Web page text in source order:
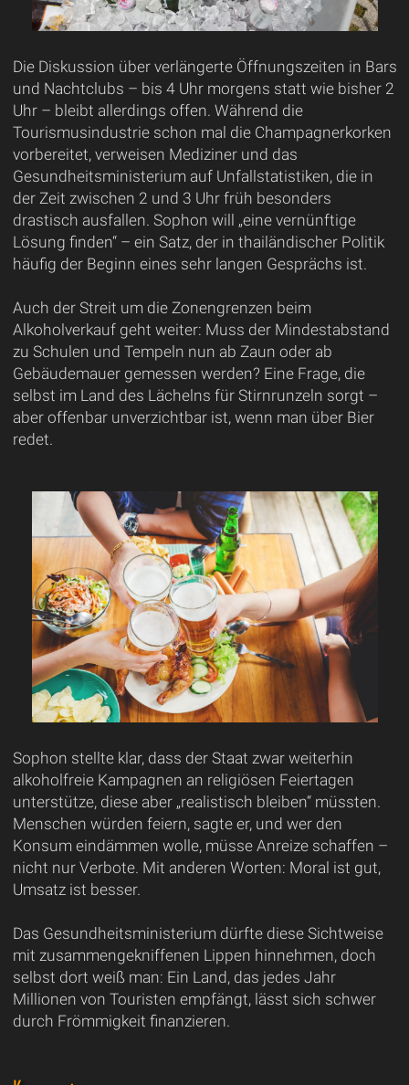
Die Diskussion über verlängerte Öffnungszeiten in Bars
und Nachtclubs – bis 4 Uhr morgens statt wie bisher 2
Uhr – bleibt allerdings offen. Während die
Tourismusindustrie schon mal die Champagnerkorken
vorbereitet, verweisen Mediziner und das
Gesundheitsministerium auf Unfallstatistiken, die in
der Zeit zwischen 2 und 3 Uhr früh besonders
drastisch ausfallen. Sophon will „eine vernünftige
Lösung finden“ – ein Satz, der in thailändischer Politik
häufig der Beginn eines sehr langen Gesprächs ist.
Auch der Streit um die Zonengrenzen beim
Alkoholverkauf geht weiter: Muss der Mindestabstand
zu Schulen und Tempeln nun ab Zaun oder ab
Gebäudemauer gemessen werden? Eine Frage, die
selbst im Land des Lächelns für Stirnrunzeln sorgt –
aber offenbar unverzichtbar ist, wenn man über Bier
redet.
Sophon stellte klar, dass der Staat zwar weiterhin
alkoholfreie Kampagnen an religiösen Feiertagen
unterstütze, diese aber „realistisch bleiben“ müssten.
Menschen würden feiern, sagte er, und wer den
Konsum eindämmen wolle, müsse Anreize schaffen –
nicht nur Verbote. Mit anderen Worten: Moral ist gut,
Umsatz ist besser.
Das Gesundheitsministerium dürfte diese Sichtweise
mit zusammengekniffenen Lippen hinnehmen, doch
selbst dort weiß man: Ein Land, das jedes Jahr
Millionen von Touristen empfängt, lässt sich schwer
durch Frömmigkeit finanzieren.